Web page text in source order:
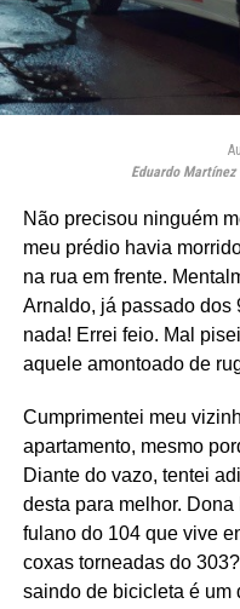
Eduardo
Não precisou ninguém
meu prédio havia
na rua em frente.
Arnaldo, já passado dos
nada! Errei feio. Mal
aquele amontoado de
Cumprimentei meu
apartamento, mesmo
Diante do vazo, tentei
desta para melhor.
fulano do 104 que vive
coxas torneadas do
saindo de bicicleta é um